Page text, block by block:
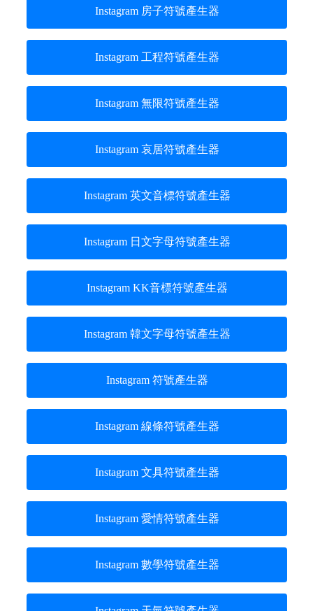
Instagram 房子符號產生器
Instagram 工程符號產生器
Instagram 無限符號產生器
Instagram 哀居符號產生器
Instagram 英文音標符號產生器
Instagram 日文字母符號產生器
Instagram KK音標符號產生器
Instagram 韓文字母符號產生器
Instagram 符號產生器
Instagram 線條符號產生器
Instagram 文具符號產生器
Instagram 愛情符號產生器
Instagram 數學符號產生器